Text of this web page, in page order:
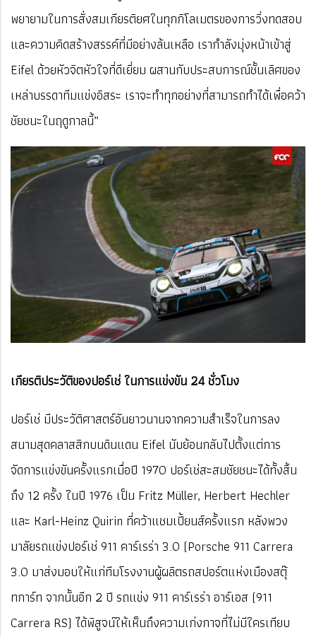
พยายามในการสั่งสมเกียรติยศในทุกกิโลเมตรของการวิ่งทดสอบ
และความคิดสร้างสรรค์ที่มีอย่างล้นเหลือ เรากำลังมุ่งหน้าเข้าสู่
Eifel ด้วยหัวจิตหัวใจที่ดีเยี่ยม ผสานกับประสบการณ์ชั้นเลิศของ
เหล่าบรรดาทีมแข่งอิสระ เราจะทำทุกอย่างที่สามารถทำได้เพื่อคว้า
ชัยชนะในฤดูกาลนี้”
เกียรติประวัติของปอร์เช่ ในการแข่งขัน 24 ชั่วโมง
ปอร์เช่ มีประวัติศาสตร์อันยาวนานจากความสำเร็จในการลง
สนามสุดคลาสสิกบนดินแดน Eifel นับย้อนกลับไปตั้งแต่การ
จัดการแข่งขันครั้งแรกเมื่อปี 1970 ปอร์เช่สะสมชัยชนะได้ทั้งสิ้น
ถึง 12 ครั้ง ในปี 1976 เป็น Fritz Müller, Herbert Hechler
และ Karl-Heinz Quirin ที่คว้าแชมเปี้ยนส์ครั้งแรก หลังพวง
มาลัยรถแข่งปอร์เช่ 911 คาร์เรร่า 3.0 (Porsche 911 Carrera
3.0 มาส่งมอบให้แก่ทีมโรงงานผู้ผลิตรถสปอร์ตแห่งเมืองสตุ๊
ทการ์ท จากนั้นอีก 2 ปี รถแข่ง 911 คาร์เรร่า อาร์เอส (911
Carrera RS) ได้พิสูจน์ให้เห็นถึงความเก่งกาจที่ไม่มีใครเทียบ